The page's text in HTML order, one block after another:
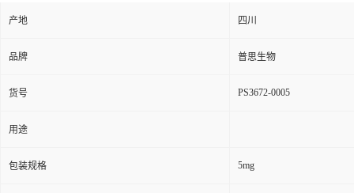
产地 四川
品牌 普思生物
货号 PS3672-0005
用途
包装规格 5mg